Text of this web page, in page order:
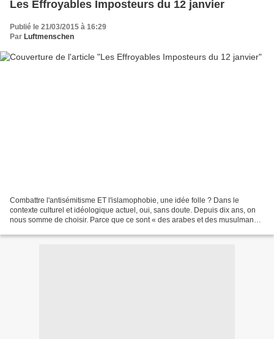
Les Effroyables Imposteurs du 12 janvier
Publié le 21/03/2015 à 16:29
Par Luftmenschen
Combattre l'antisémitisme ET l'islamophobie, une idée folle ? Dans le
contexte culturel et idéologique actuel, oui, sans doute. Depuis dix ans, on
nous somme de choisir. Parce que ce sont « des arabes et des musulmans